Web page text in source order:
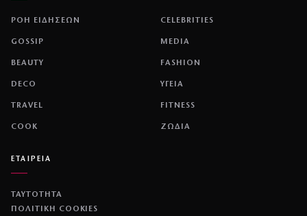
ΡΟΗ ΕΙΔΗΣΕΩΝ CELEBRITIES
GOSSIP MEDIA
BEAUTY FASHION
DECO ΥΓΕΙΑ
TRAVEL FITNESS
COOK ΖΩΔΙΑ
ΕΤΑΙΡΕΙΑ
ΤΑΥΤΟΤΗΤΑ
ΠΟΛΙΤΙΚΉ COOKIES